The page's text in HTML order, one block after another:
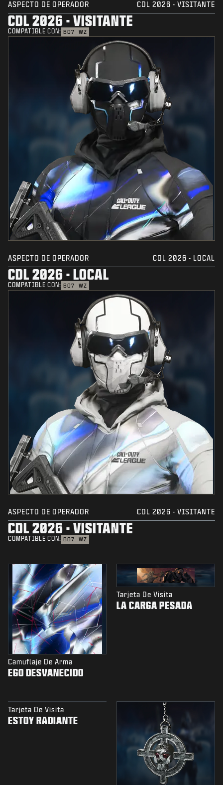
ASPECTO DE OPERADOR CDL 2026 - VISITANTE
CDL 2026 - VISITANTE
COMPATIBLE CON: BO7 WZ
ASPECTO DE OPERADOR CDL 2026 - LOCAL
CDL 2026 - LOCAL
COMPATIBLE CON: BO7 WZ
ASPECTO DE OPERADOR CDL 2026 - VISITANTE
CDL 2026 - VISITANTE
COMPATIBLE CON: BO7 WZ
Camuflaje De Arma
EGO DESVANECIDO
Tarjeta De Visita
LA CARGA PESADA
Tarjeta De Visita
ESTOY RADIANTE